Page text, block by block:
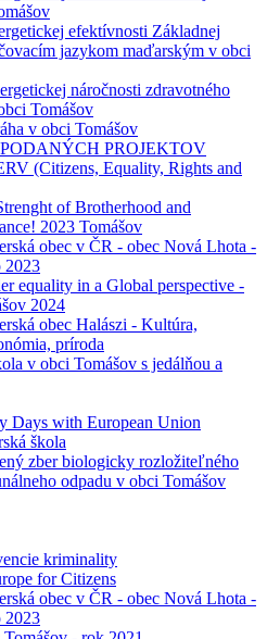
efektívnosti Základnej
jazykom maďarským v obci
náročnosti zdravotného
Tomášov
v obci Tomášov
PROJEKTOV
(Citizens, Equality, Rights and
of Brotherhood and
2023 Tomášov
obec v ČR - obec Nová Lhota -
2023
equality in a Global perspective -
2024
obec Halászi - Kultúra,
príroda
v obci Tomášov s jedálňou a
Days with European Union
škola
zber biologicky rozložiteľného
odpadu v obci Tomášov
kriminality
for Citizens
obec v ČR - obec Nová Lhota -
2023